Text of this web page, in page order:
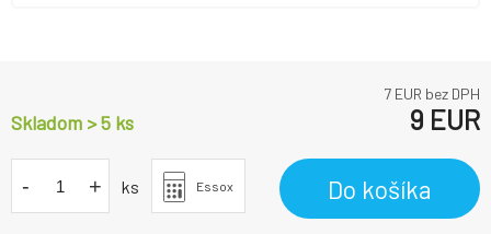
7 EUR bez DPH
Skladom > 5 ks 9 EUR
- + ks Essox Do košíka